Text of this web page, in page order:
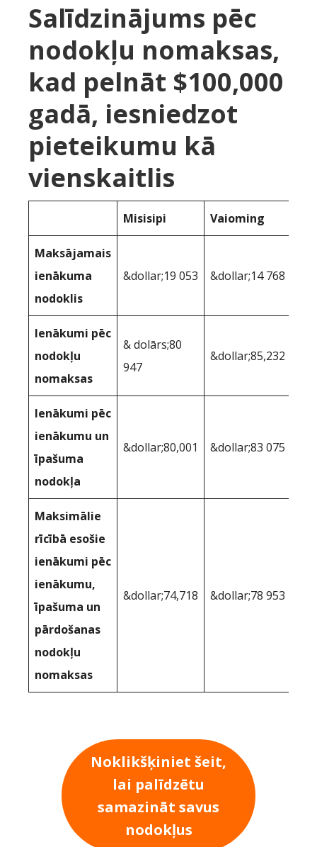
Salīdzinājums pēc
nodokļu nomaksas,
kad pelnāt $100,000
gadā, iesniedzot
pieteikumu kā
vienskaitlis
Misisipi Vaioming
Maksājamais
ienākuma
nodoklis
&dollar;19 053 &dollar;14 768
Ienākumi pēc
nodokļu
nomaksas
& dolārs;80
947
&dollar;85,232
Ienākumi pēc
ienākumu un
īpašuma
nodokļa
&dollar;80,001 &dollar;83 075
Maksimālie
rīcībā esošie
ienākumi pēc
ienākumu,
īpašuma un
pārdošanas
nodokļu
nomaksas
&dollar;74,718 &dollar;78 953
Noklikšķiniet šeit,
lai palīdzētu
samazināt savus
nodokļus